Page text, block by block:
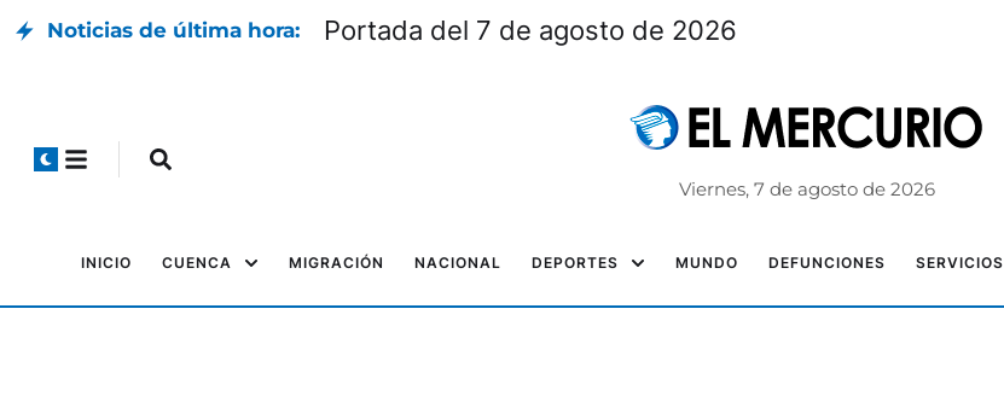
Noticias de última hora: Portada del 7 de agosto de 2026
Viernes, 7 de agosto de 2026
INICIO CUENCA MIGRACIÓN NACIONAL DEPORTES MUNDO DEFUNCIONES SERVICIOS